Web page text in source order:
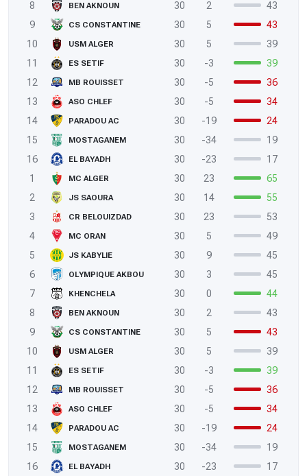
8 BEN AKNOUN 30 2
43
9
CS CONSTANTINE 30 5
43
10
USM ALGER 30 5
39
11
ES SETIF 30 -3
39
12
MB ROUISSET 30 -5
36
13
ASO CHLEF 30 -5
34
14
PARADOU AC 30 -19
24
15
MOSTAGANEM 30 -34
19
16
EL BAYADH 30 -23
17
1
MC ALGER 30 23
65
2
JS SAOURA 30 14
55
3
CR BELOUIZDAD 30 23
53
4
MC ORAN 30 5
49
5
JS KABYLIE 30 9
45
6
OLYMPIQUE AKBOU 30 3
45
7
KHENCHELA 30 0
44
8
BEN AKNOUN 30 2
43
9
CS CONSTANTINE 30 5
43
10
USM ALGER 30 5
39
11
ES SETIF 30 -3
39
12
MB ROUISSET 30 -5
36
13
ASO CHLEF 30 -5
34
14
PARADOU AC 30 -19
24
15
MOSTAGANEM 30 -34
19
16
EL BAYADH 30 -23 17